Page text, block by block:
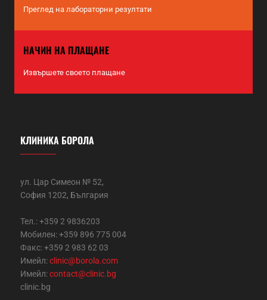
Преглед на лабораторни резултати
НАЧИН НА ПЛАЩАНЕ
Извършете своето плащане
КЛИНИКА БОРОЛА
ул. Цар Симеон № 52,
София 1202, България
Тел.: +359 2 9836203
Мобилен: +359 896 775 004
Факс: +359 2 983 62 03
Имейл:clinic@borola.com
Имейл:contact@clinic.bg
clinic.bg